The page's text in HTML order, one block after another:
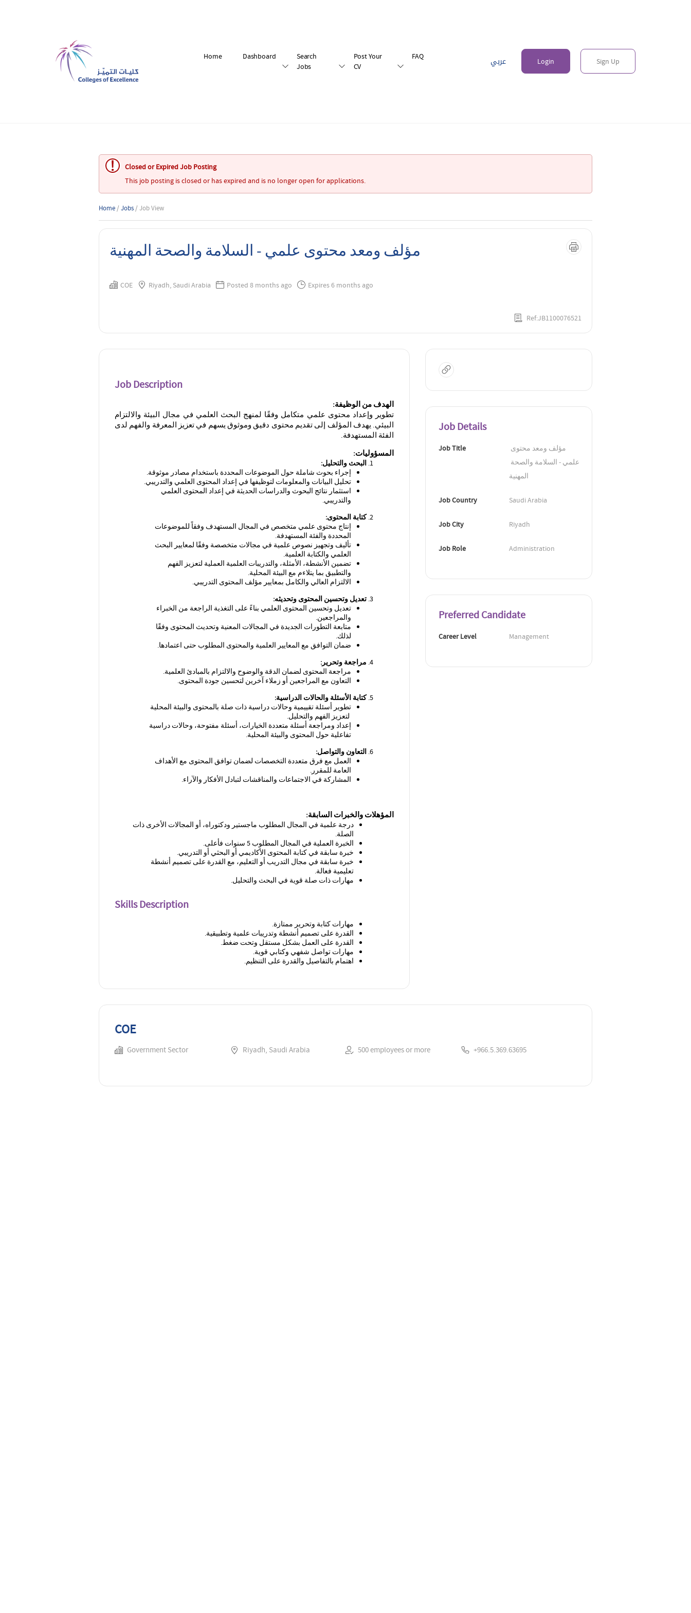
Home Dashboard
Search
Jobs
Post Your
CV
FAQ عربي Login Sign Up
Closed or Expired Job Posting
This job posting is closed or has expired and is no longer open for applications.
Home / Jobs / Job View
مؤلف ومعد محتوى علمي - السلامة والصحة المهنية
COE Riyadh, Saudi Arabia Posted 8 months ago Expires 6 months ago
Ref:JB1100076521
Job Description
الهدف من الوظيفة:
تطوير وإعداد محتوى علمي متكامل وفقًا لمنهج البحث العلمي في مجال البيئة والالتزام
البيئي. يهدف المؤلف إلى تقديم محتوى دقيق وموثوق يسهم في تعزيز المعرفة والفهم لدى
الفئة المستهدفة.
المسؤوليات:
البحث والتحليل:
إجراء بحوث شاملة حول الموضوعات المحددة باستخدام مصادر موثوقة.
تحليل البيانات والمعلومات لتوظيفها في إعداد المحتوى العلمي والتدريبي.
استثمار نتائج البحوث والدراسات الحديثة في إعداد المحتوى العلمي
والتدريبي.
كتابة المحتوى:
إنتاج محتوى علمي متخصص في المجال المستهدف وفقاً للموضوعات
المحددة والفئة المستهدفة.
تأليف وتجهيز نصوص علمية في مجالات متخصصة وفقًا لمعايير البحث
العلمي والكتابة العلمية.
تضمين الأنشطة، الأمثلة، والتدريبات العلمية العملية لتعزيز الفهم
والتطبيق بما يتلاءم مع البيئة المحلية.
الالتزام العالي والكامل بمعايير مؤلف المحتوى التدريبي.
تعديل وتحسين المحتوى وتحديثه:
تعديل وتحسين المحتوى العلمي بناءً على التغذية الراجعة من الخبراء
والمراجعين.
متابعة التطورات الجديدة في المجالات المعنية وتحديث المحتوى وفقًا
لذلك.
ضمان التوافق مع المعايير العلمية والمحتوى المطلوب حتى اعتمادها.
مراجعة وتحرير :
مراجعة المحتوى لضمان الدقة والوضوح والالتزام بالمبادئ العلمية.
التعاون مع المراجعين أو زملاء آخرين لتحسين جودة المحتوى.
كتابة الأسئلة والحالات الدراسية:
تطوير أسئلة تقييمية وحالات دراسية ذات صلة بالمحتوى والبيئة المحلية
لتعزيز الفهم والتحليل.
إعداد ومراجعة أسئلة متعددة الخيارات، أسئلة مفتوحة، وحالات دراسية
تفاعلية حول المحتوى والبيئة المحلية.
التعاون والتواصل:
العمل مع فرق متعددة التخصصات لضمان توافق المحتوى مع الأهداف
العامة للمقرر .
المشاركة في الاجتماعات والمناقشات لتبادل الأفكار والآراء.
المؤهلات والخبرات السابقة:
درجة علمية في المجال المطلوب ماجستير ودكتوراه، أو المجالات الأخرى ذات
الصلة.
الخبرة العملية في المجال المطلوب 5 سنوات فأعلى.
خبرة سابقة في كتابة المحتوى الأكاديمي أو البحثي أو التدريبي.
خبرة سابقة في مجال التدريب أو التعليم، مع القدرة على تصميم أنشطة
تعليمية فعالة.
مهارات ذات صلة قوية في البحث والتحليل.
Skills Description
مهارات كتابة وتحرير ممتازة.
القدرة على تصميم أنشطة وتدريبات علمية وتطبيقية.
القدرة على العمل بشكل مستقل وتحت ضغط.
مهارات تواصل شفهي وكتابي قوية.
اهتمام بالتفاصيل والقدرة على التنظيم.
Job Details
Job Title
المهنية
Job Country Saudi Arabia
Job City Riyadh
Job Role Administration
Preferred Candidate
Career Level Management
COE
Government Sector Riyadh, Saudi Arabia 500 employees or more +966.5.369.63695